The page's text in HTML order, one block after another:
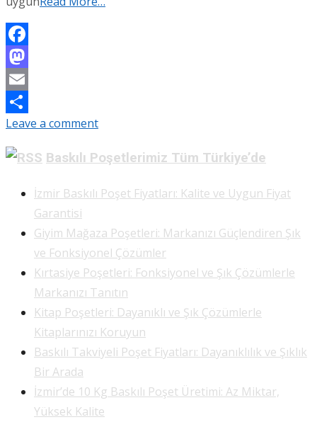
Facebook
Mastodon
Email
Share
Leave a comment
Baskılı Poşetlerimiz Tüm Türkiye’de
İzmir Baskılı Poşet Fiyatları: Kalite ve Uygun Fiyat
Garantisi
Giyim Mağaza Poşetleri: Markanızı Güçlendiren Şık
ve Fonksiyonel Çözümler
Kırtasiye Poşetleri: Fonksiyonel ve Şık Çözümlerle
Markanızı Tanıtın
Kitap Poşetleri: Dayanıklı ve Şık Çözümlerle
Kitaplarınızı Koruyun
Baskılı Takviyeli Poşet Fiyatları: Dayanıklılık ve Şıklık
Bir Arada
İzmir’de 10 Kg Baskılı Poşet Üretimi: Az Miktar,
Yüksek Kalite